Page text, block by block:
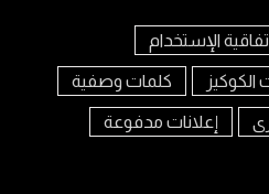
الإستخدام
الكوكيز كلمات وصفية
إعلانات مدفوعة